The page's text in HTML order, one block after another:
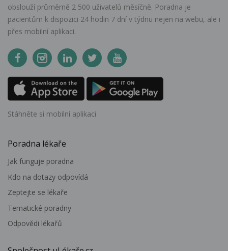
obslouží průměrně 2 500 uživatelů měsíčně. Poradna je
pacientům k dispozici 24 hodin 7 dní v týdnu nejen na webu, ale i
přes mobilní aplikaci.
Stáhněte si mobilní aplikaci
Poradna lékaře
Jak funguje poradna
Kdo na dotazy odpovídá
Zeptejte se lékaře
Tematické poradny
Odpovědi lékařů